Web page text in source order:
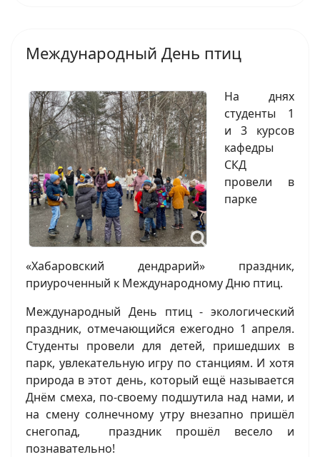
Международный День птиц
На днях
студенты 1
и 3 курсов
кафедры
СКД
провели в
парке
«Хабаровский дендрарий» праздник,
приуроченный к Международному Дню птиц.
Международный День птиц - экологический
праздник, отмечающийся ежегодно 1 апреля.
Студенты провели для детей, пришедших в
парк, увлекательную игру по станциям. И хотя
природа в этот день, который ещё называется
Днём смеха, по-своему подшутила над нами, и
на смену солнечному утру внезапно пришёл
снегопад, праздник прошёл весело и
познавательно!